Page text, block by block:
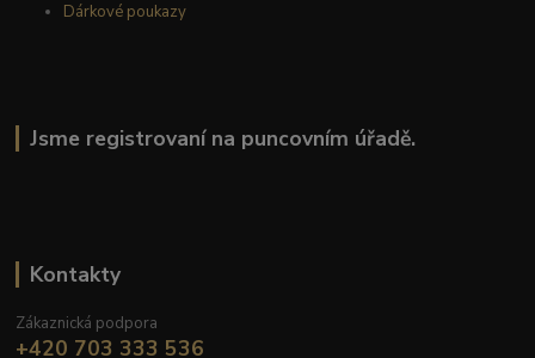
Dárkové poukazy
Jsme registrovaní na puncovním úřadě.
Kontakty
Zákaznická podpora
+420 703 333 536